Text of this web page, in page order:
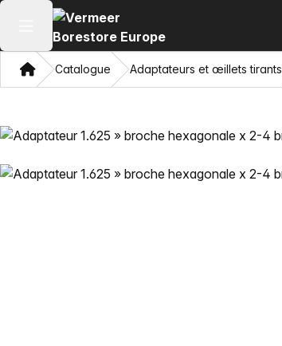
Ouvrir le menu principal
Domicile
Catalogue Adaptateurs et œillets tirants